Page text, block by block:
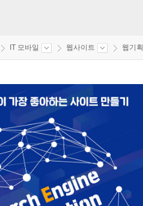
IT 모바일 웹사이트 웹기획